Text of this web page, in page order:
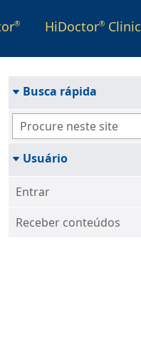
® HiDoctor® Clinic
Busca rápida
Usuário
Entrar
Receber conteúdos